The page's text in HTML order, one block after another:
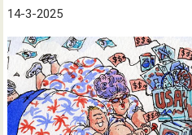
14-3-2025